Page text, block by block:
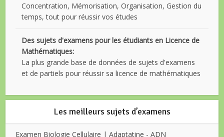
Concentration, Mémorisation, Organisation, Gestion du
temps, tout pour réussir vos études
Des sujets d'examens pour les étudiants en Licence de
Mathématiques:
La plus grande base de données de sujets d'examens
et de partiels pour réussir sa licence de mathématiques
Les meilleurs sujets d’examens
Examen Biologie Cellulaire | Adaptatine - ADN